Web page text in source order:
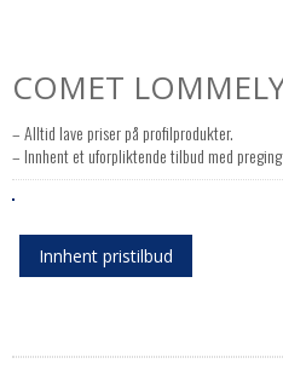
COMET
– Alltid lave priser på profilprodukter.
– Innhent et uforpliktende tilbud med
Innhent pristilbud